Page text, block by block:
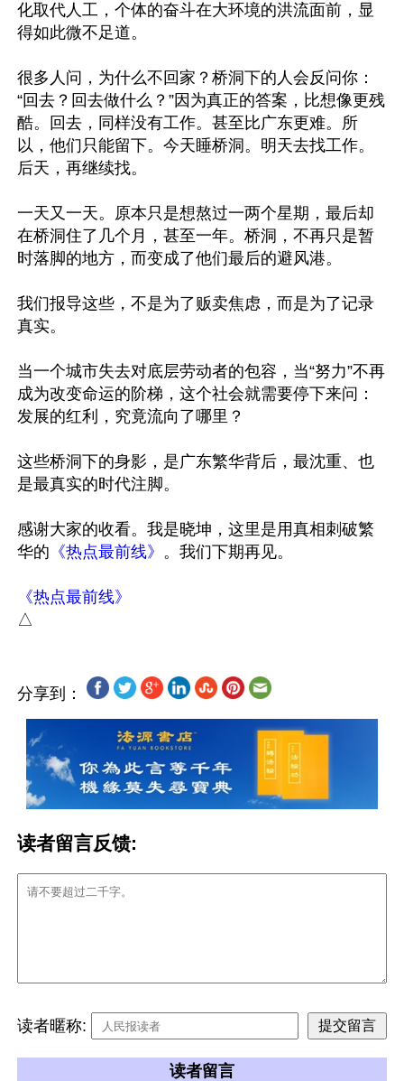
化取代人工，个体的奋斗在大环境的洪流面前，显
得如此微不足道。
很多人问，为什么不回家？桥洞下的人会反问你：
“回去？回去做什么？”因为真正的答案，比想像更残
酷。回去，同样没有工作。甚至比广东更难。所
以，他们只能留下。今天睡桥洞。明天去找工作。
后天，再继续找。
一天又一天。原本只是想熬过一两个星期，最后却
在桥洞住了几个月，甚至一年。桥洞，不再只是暂
时落脚的地方，而变成了他们最后的避风港。
我们报导这些，不是为了贩卖焦虑，而是为了记录
真实。
当一个城市失去对底层劳动者的包容，当“努力”不再
成为改变命运的阶梯，这个社会就需要停下来问：
发展的红利，究竟流向了哪里？
这些桥洞下的身影，是广东繁华背后，最沈重、也
是最真实的时代注脚。
感谢大家的收看。我是晓坤，这里是用真相刺破繁
华的 《热点最前线》 。我们下期再见。
《热点最前线》
分享到：
读者留言反馈:
读者暱称:
读者留言